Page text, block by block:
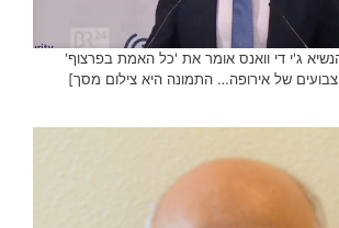
ג'י די וואנס אומר את 'כל האמת בפרצוף'
של אירופה… התמונה היא צילום מסך]